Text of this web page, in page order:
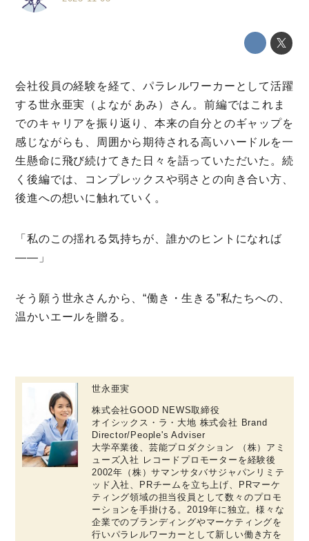
会社役員の経験を経て、パラレルワーカーとして活躍
する世永亜実（よなが あみ）さん。前編ではこれま
でのキャリアを振り返り、本来の自分とのギャップを
感じながらも、周囲から期待される高いハードルを一
生懸命に飛び続けてきた日々を語っていただいた。続
く後編では、コンプレックスや弱さとの向き合い方、
後進への想いに触れていく。
「私のこの揺れる気持ちが、誰かのヒントになれば
――」
そう願う世永さんから、“働き・生きる”私たちへの、
温かいエールを贈る。
世永亜実
株式会社GOOD NEWS取締役
オイシックス・ラ・大地 株式会社 Brand
Director/People's Adviser
大学卒業後、芸能プロダクション （株）アミ
ューズ入社 レコードプロモーターを経験後
2002年（株）サマンサタバサジャパンリミテ
ッド入社、PRチームを立ち上げ、PRマーケ
ティング領域の担当役員として数々のプロモ
ーションを手掛ける。2019年に独立。様々な
企業でのブランディングやマーケティングを
行いパラレルワーカーとして新しい働き方を